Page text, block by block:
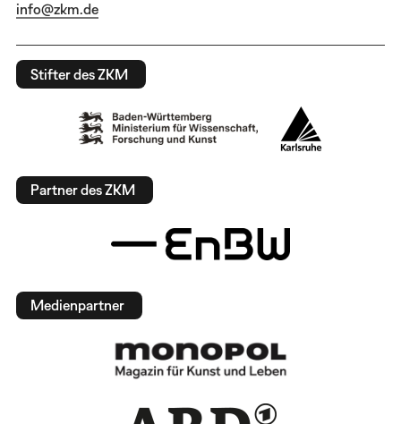
info@zkm.de
Stifter des ZKM
Partner des ZKM
Medienpartner